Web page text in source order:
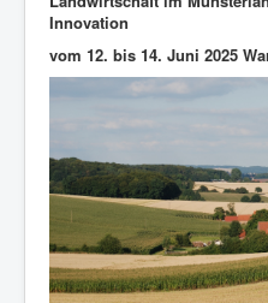
Innovation
vom 12. bis 14. Juni 2025